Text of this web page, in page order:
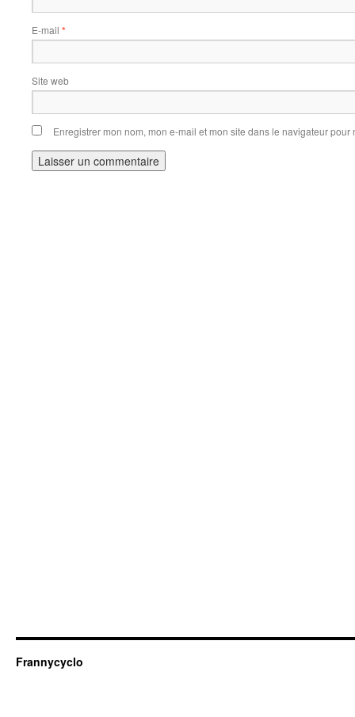
E-mail *
Site web
Enregistrer mon nom, mon e-mail et mon site dans le navigateur
Frannycyclo